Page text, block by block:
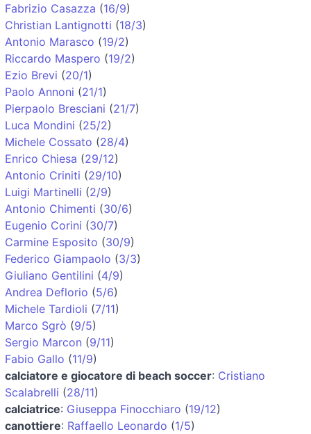
Fabrizio Casazza (16/9)
Christian Lantignotti (18/3)
Antonio Marasco (19/2)
Riccardo Maspero (19/2)
Ezio Brevi (20/1)
Paolo Annoni (21/1)
Pierpaolo Bresciani (21/7)
Luca Mondini (25/2)
Michele Cossato (28/4)
Enrico Chiesa (29/12)
Antonio Criniti (29/10)
Luigi Martinelli (2/9)
Antonio Chimenti (30/6)
Eugenio Corini (30/7)
Carmine Esposito (30/9)
Federico Giampaolo (3/3)
Giuliano Gentilini (4/9)
Andrea Deflorio (5/6)
Michele Tardioli (7/11)
Marco Sgrò (9/5)
Sergio Marcon (9/11)
Fabio Gallo (11/9)
calciatore e giocatore di beach soccer: Cristiano
Scalabrelli (28/11)
calciatrice: Giuseppa Finocchiaro (19/12)
canottiere: Raffaello Leonardo (1/5)